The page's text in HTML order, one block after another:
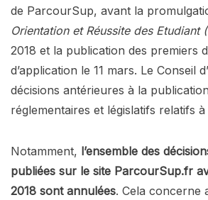
de ParcourSup, avant la
Orientation et Réussite des Etudiant
2018 et la publication des premiers
d’application le 11 mars. Le Conseil
décisions antérieures à la
réglementaires et législatifs relatifs
Notamment, l’ensemble des
publiées sur le site ParcourSup.fr
2018 sont annulées. Cela concerne